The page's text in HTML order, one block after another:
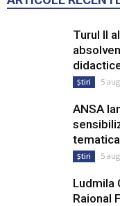
Turul II
Știri 5
ANSA
Știri 5
Ludmila
Raional